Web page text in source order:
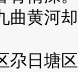
曲黄河
日塘区